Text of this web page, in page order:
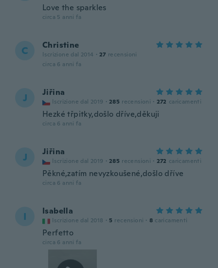
Love the sparkles
circa 5 anni fa
C Christine
Iscrizione dal 2014 · 27 recensioni
circa 6 anni fa
J Jiřina
Iscrizione dal 2019 · 285 recensioni · 272 caricamenti
Hezké třpitky,došlo dříve,děkuji
circa 6 anni fa
J Jiřina
Iscrizione dal 2019 · 285 recensioni · 272 caricamenti
Pěkné,zatím nevyzkoušené,došlo dříve
circa 6 anni fa
I Isabella
Iscrizione dal 2018 · 5 recensioni · 8 caricamenti
Perfetto
circa 6 anni fa